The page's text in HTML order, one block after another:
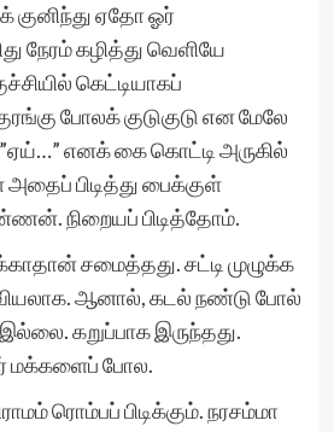
குனிந்து ஏதோ ஓர்
நேரம் கழித்து வெளியே
கெட்டியாகப்
போலக் குடுகுடு என மேலே
எனக் கை கொட்டி அருகில்
பிடித்து பைக்குள்
நிறையப் பிடித்தோம்.
சமைத்தது. சட்டி முழுக்க
ஆனால், கடல் நண்டு போல்
கறுப்பாக இருந்தது.
மக்களைப் போல.
ரொம்பப் பிடிக்கும். நரசம்மா